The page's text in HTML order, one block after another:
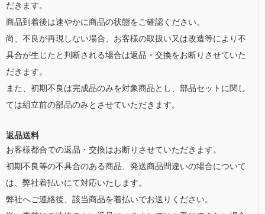
だきます。
商品到着後は速やかに商品の状態をご確認ください。
尚、不良が再現しない場合、お客様の取扱い又は改造等により不
具合が生じたと判断される場合は返品・交換をお断りさせていた
だきます。
また、初期不良は完成品のみを対象商品とし、部品セットに関し
ては組立前の部品のみとさせていただきます。
返品送料
お客様都合での返品・交換はお断りさせていただきます。
初期不良等の不具合のある商品、発送商品間違いの場合について
は、弊社着払いにて対応いたします。
弊社へご連絡後、該当商品を着払いでお送りください。